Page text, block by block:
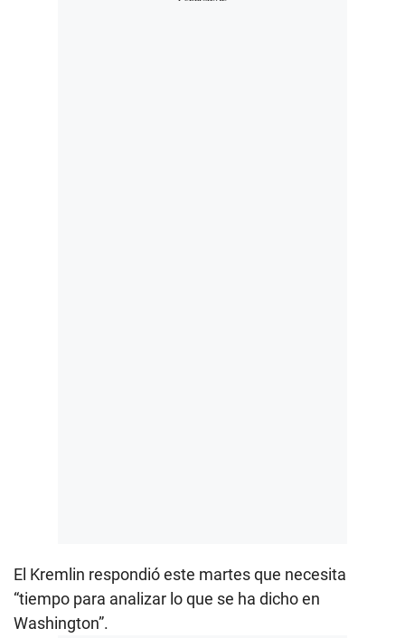
El Kremlin respondió este martes que necesita
“tiempo para analizar lo que se ha dicho en
Washington”.